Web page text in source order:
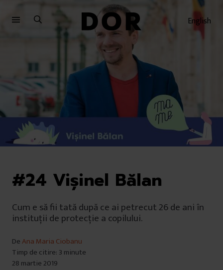
English
#24 Vișinel Bălan
Cum e să fii tată după ce ai petrecut 26 de ani în
instituții de protecție a copilului.
DeAna Maria Ciobanu
Timp de citire: 3 minute
28 martie 2019